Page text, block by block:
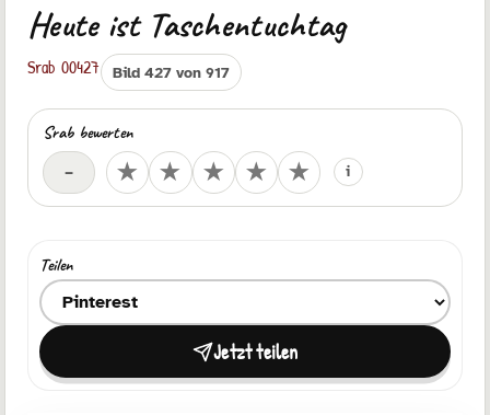
Heute ist Taschentuchtag
Srab 00427 Bild 427 von 917
Srab bewerten
–
Deine Bewertung ★
★
★
★
★ i
Teilen
Ziel zum Teilen auswählenJetzt teilen